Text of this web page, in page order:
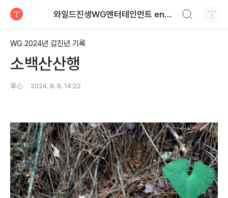
와일드진생WG엔터테인먼트 entertainment
WG 2024년 갑진년 기록
소백산산행
草心 2024. 8. 8. 14:22